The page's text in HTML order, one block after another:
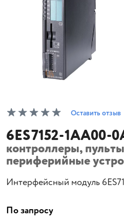
Оставить отзыв
6ES7152-1AA00-
контроллеры,
периферийные
Интерфейсный модуль
По запросу